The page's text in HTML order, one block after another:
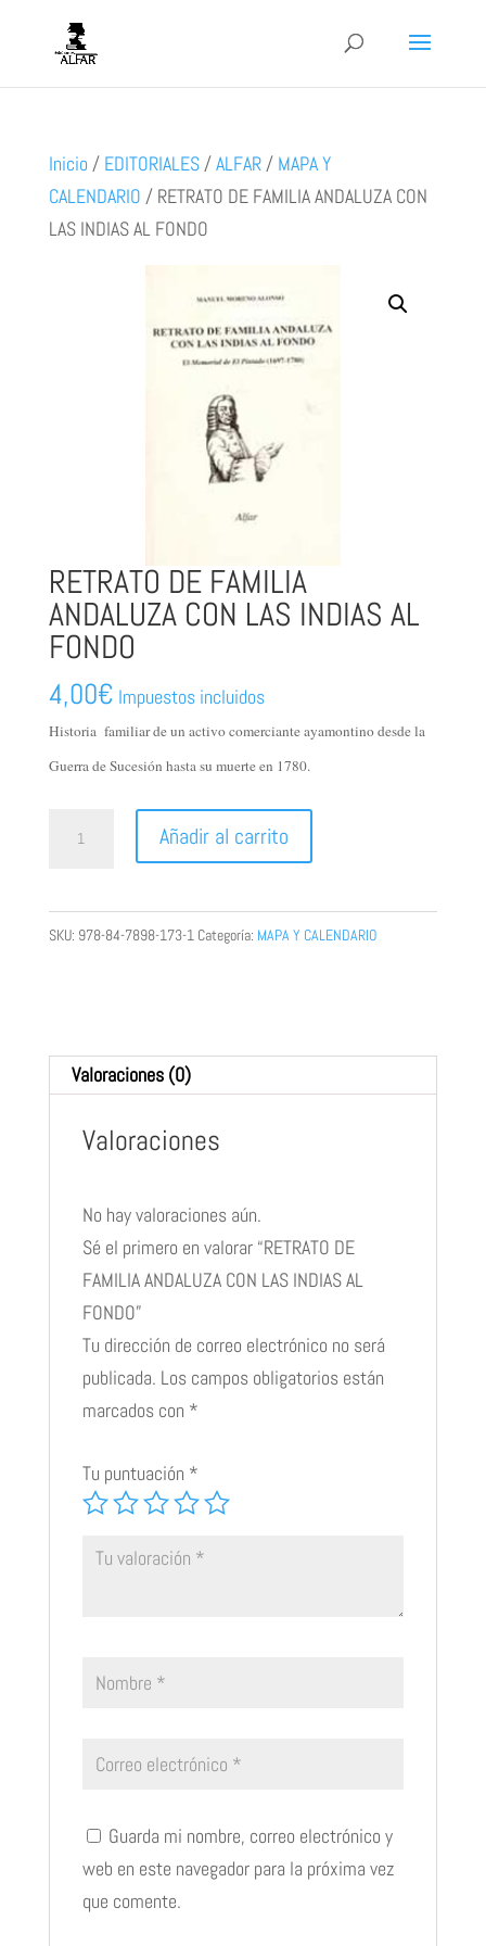
Inicio / EDITORIALES/ALFAR/ MAPA Y
CALENDARIO / RETRATO DE FAMILIA ANDALUZA CON
LAS INDIAS AL FONDO
RETRATO DE FAMILIA
ANDALUZA CON LAS INDIAS AL
FONDO
4,00€ Impuestos incluidos
Historia familiar de un activo comerciante ayamontino desde la
Guerra de Sucesión hasta su muerte en 1780.
AL
FONDO
Añadir al carrito
SKU: 978-84-7898-173-1 Categoría: MAPA Y CALENDARIO
Valoraciones (0)
Valoraciones
No hay valoraciones aún.
Sé el primero en valorar “RETRATO DE
FAMILIA ANDALUZA CON LAS INDIAS AL
FONDO”
Tu dirección de correo electrónico no será
publicada. Los campos obligatorios están
marcados con *
Tu puntuación *
Guarda mi nombre, correo electrónico y
web en este navegador para la próxima vez
que comente.